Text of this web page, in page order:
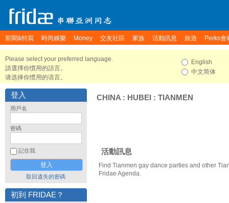
新聞&特寫 時尚娛樂 Money 交友社區 家族 活動訊息 旅遊 Perks會
Please select your preferred language.
請選擇你慣用的語言。
请选择你惯用的语言。
English
中文简体
登入
用戶名
密碼
記住我
取回遺失的密碼
初到 FRIDAE？
CHINA : HUBEI : TIANMEN
活動訊息
Find Tianmen gay dance parties and other
Fridae Agenda.